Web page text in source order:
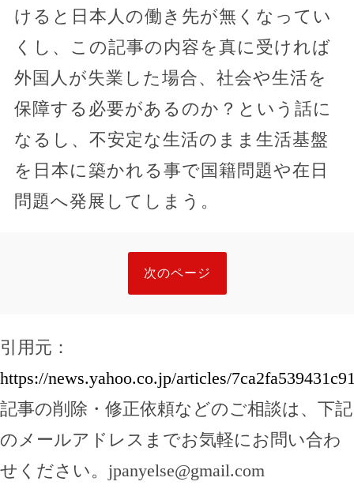
けると日本人の働き先が無くなってい
くし、この記事の内容を真に受ければ
外国人が失業した場合、社会や生活を
保障する必要があるのか？という話に
なるし、不安定な生活のまま生活基盤
を日本に築かれる事で国籍問題や在日
問題へ発展してしまう。
次のページ
引用元：
https://news.yahoo.co.jp/articles/
記事の削除・修正依頼などのご相談は、下記
のメールアドレスまでお気軽にお問い合わ
せください。 jpanyelse@gmail.com